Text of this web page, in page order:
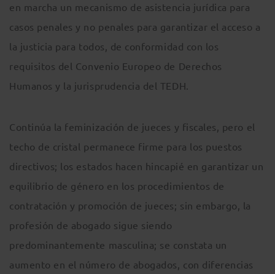
en marcha un mecanismo de asistencia jurídica para
casos penales y no penales para garantizar el acceso a
la justicia para todos, de conformidad con los
requisitos del Convenio Europeo de Derechos
Humanos y la jurisprudencia del TEDH.
Continúa la feminización de jueces y fiscales, pero el
techo de cristal permanece firme para los puestos
directivos; los estados hacen hincapié en garantizar un
equilibrio de género en los procedimientos de
contratación y promoción de jueces; sin embargo, la
profesión de abogado sigue siendo
predominantemente masculina; se constata un
aumento en el número de abogados, con diferencias